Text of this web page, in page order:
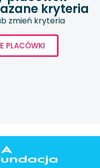
kryteria
zmień kryteria
PLACÓWKI